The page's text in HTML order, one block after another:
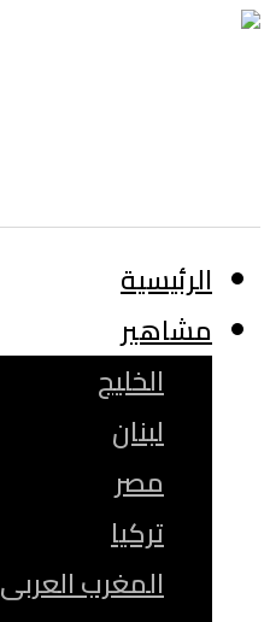
الرئيسية
مشاهير
الخليج
لبنان
مصر
تركيا
المغرب العربى